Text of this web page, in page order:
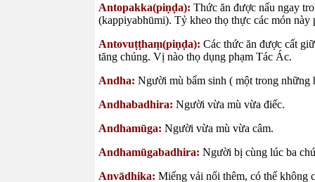
Antopakka(piṇḍa): Thức ăn được nấu ngay
(kappiyabhūmi). Tỷ kheo thọ thực các món
Antovuṭṭhaṃ(piṇḍa): Các thức ăn được cất
tăng chúng. Vị nào thọ dụng phạm Tác Ác.
Andha: Người mù bẩm sinh ( một trong
Andhabadhira: Người vừa mù vừa điếc.
Andhamūga: Người vừa mù vừa câm.
Andhamūgabadhira: Người bị cùng lúc ba
Anvādhika: Miếng vải nối thêm, có thể không